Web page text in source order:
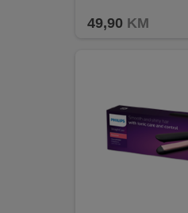
49,90 KM